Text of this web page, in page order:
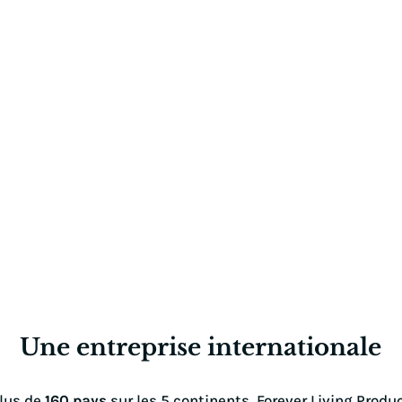
Une entreprise internationale